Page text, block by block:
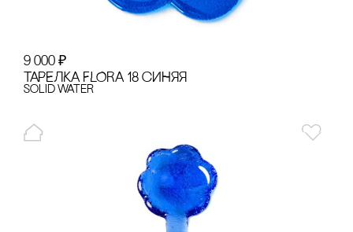
9 000 ₽
ТАРЕЛКА FLORA 18 сИНЯЯ
Solid Water